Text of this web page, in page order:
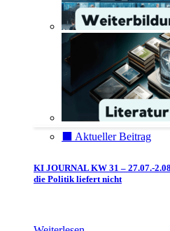
⬛️ Aktueller Beitrag
KI JOURNAL KW 31 – 27.07.-
die Politik liefert nicht